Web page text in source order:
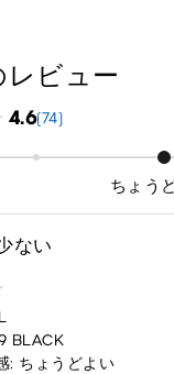
レビュー
4.6(74)
ちょう
ない
BLACK
: ちょうどよい